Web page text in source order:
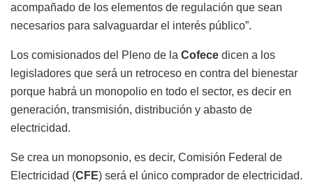
acompañado de los elementos de regulación que sean
necesarios para salvaguardar el interés público”.
Los comisionados del Pleno de la Cofece dicen a los
legisladores que será un retroceso en contra del bienestar
porque habrá un monopolio en todo el sector, es decir en
generación, transmisión, distribución y abasto de
electricidad.
Se crea un monopsonio, es decir, Comisión Federal de
Electricidad (CFE) será el único comprador de electricidad.